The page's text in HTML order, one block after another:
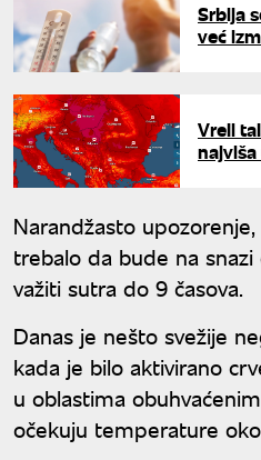
Srbija
već
Vreli
Narandžasto
trebalo da bude na snazi
važiti sutra do 9 časova.
Danas je nešto svežije
kada je bilo aktivirano
u oblastima
očekuju temperature